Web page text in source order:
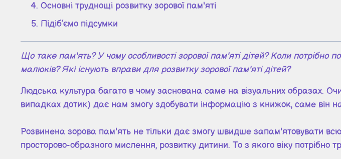
Основні труднощі розвитку зорової пам'яті
Підіб’ємо підсумки
Що таке пам'ять? У чому особливості зорової пам'яті дітей? Коли
малюків? Які існують вправи для розвитку зорової пам'яті дітей?
Людська культура багато в чому заснована саме на візуальних образах.
випадках дотик) дає нам змогу здобувати інформацію з книжок, саме він
Розвинена зорова пам'ять не тільки дає змогу швидше запам'ятовувати
просторово-образного мислення, розвитку дитини. То з якого віку потрібно